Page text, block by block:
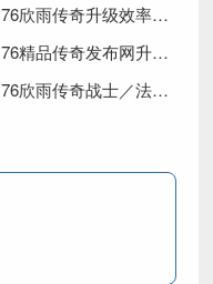
1.76欣雨传奇升级效率差在哪？3大技巧助你弯道超车
1.76精品传奇发布网升级效率实战技巧
1.76欣雨传奇战士／法师／道士3种组合升级效率翻倍攻略